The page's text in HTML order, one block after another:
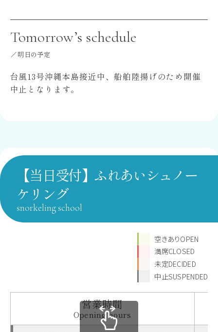
Tomorrow’s schedule
明日の予定
台風13号沖縄本島接近中、船舶陸揚げのため開催
中止となります。
【当日受付】ふれあいシュノー
ケリング
snorkeling school
空きありOPEN
満席CLOSED
未定DECIDED
中止SUSPENDED
営業時間
Opening hours